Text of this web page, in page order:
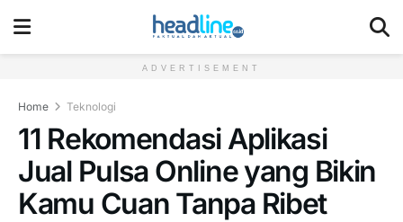
ADVERTISEMENT
Home Teknologi
11 Rekomendasi Aplikasi
Jual Pulsa Online yang Bikin
Kamu Cuan Tanpa Ribet